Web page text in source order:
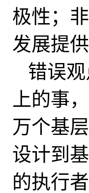
极性；
发展提
错误
上的事
万个基
设计到
的执行